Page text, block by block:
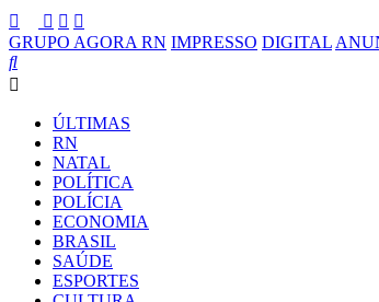
GRUPO AGORA RN IMPRESSO DIGITAL
ÚLTIMAS
RN
NATAL
POLÍTICA
POLÍCIA
ECONOMIA
BRASIL
SAÚDE
ESPORTES